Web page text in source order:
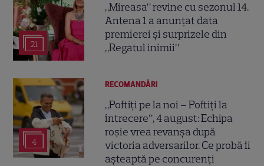
21
„Mireasa” revine cu sezonul 14.
Antena 1 a anunțat data
premierei și surprizele din
„Regatul inimii”
4
RECOMANDĂRI
„Poftiți pe la noi – Poftiți la
întrecere”, 4 august: Echipa
roșie vrea revanșa după
victoria adversarilor. Ce probă îi
așteaptă pe concurenți